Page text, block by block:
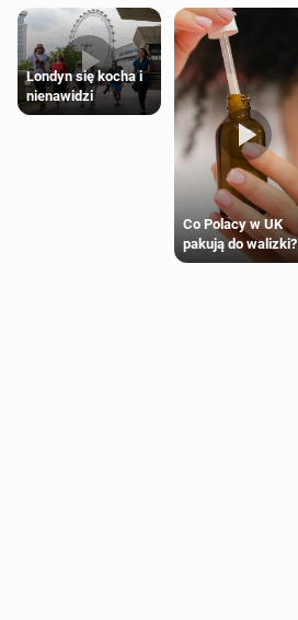
Londyn się kocha i
nienawidzi
Co Polacy w UK
pakują do walizki?